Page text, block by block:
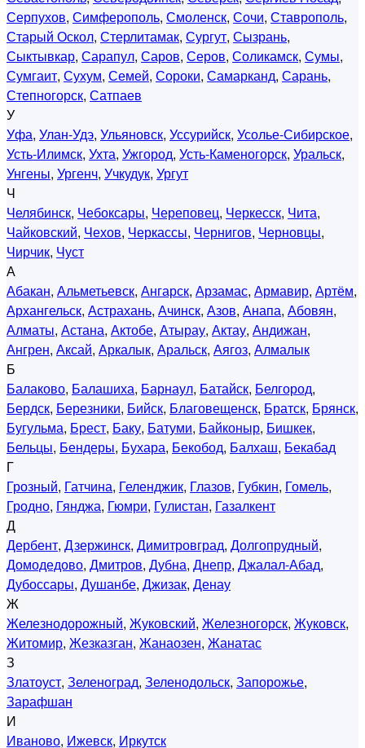
Серпухов, Симферополь, Смоленск, Сочи, Ставрополь,
Старый Оскол, Стерлитамак, Сургут, Сызрань,
Сыктывкар, Сарапул, Саров, Серов, Соликамск, Сумы,
Сумгаит, Сухум, Семей, Сороки, Самарканд, Сарань,
Степногорск, Сатпаев
У
Уфа, Улан-Удэ, Ульяновск, Уссурийск, Усолье-Сибирское,
Усть-Илимск, Ухта, Ужгород, Усть-Каменогорск, Уральск,
Унгены, Ургенч, Учкудук, Ургут
Ч
Челябинск, Чебоксары, Череповец, Черкесск, Чита,
Чайковский, Чехов, Черкассы, Чернигов, Черновцы,
Чирчик, Чуст
А
Абакан, Альметьевск, Ангарск, Арзамас, Армавир, Артём,
Архангельск, Астрахань, Ачинск, Азов, Анапа, Абовян,
Алматы, Астана, Актобе, Атырау, Актау, Андижан,
Ангрен, Аксай, Аркалык, Аральск, Аягоз, Алмалык
Б
Балаково, Балашиха, Барнаул, Батайск, Белгород,
Бердск, Березники, Бийск, Благовещенск, Братск, Брянск,
Бугульма, Брест, Баку, Батуми, Байконыр, Бишкек,
Бельцы, Бендеры, Бухара, Бекобод, Балхаш, Бекабад
Г
Грозный, Гатчина, Геленджик, Глазов, Губкин, Гомель,
Гродно, Гянджа, Гюмри, Гулистан, Газалкент
Д
Дербент, Дзержинск, Димитровград, Долгопрудный,
Домодедово, Дмитров, Дубна, Днепр, Джалал-Абад,
Дубоссары, Душанбе, Джизак, Денау
Ж
Железнодорожный, Жуковский, Железногорск, Жуковск,
Житомир, Жезказган, Жанаозен, Жанатас
З
Златоуст, Зеленоград, Зеленодольск, Запорожье,
Зарафшан
И
Иваново, Ижевск, Иркутск